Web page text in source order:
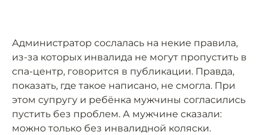
Администратор сослалась на некие правила,
из-за которых инвалида не могут пропустить в
спа-центр, говорится в публикации. Правда,
показать, где такое написано, не смогла. При
этом супругу и ребёнка мужчины согласились
пустить без проблем. А мужчине сказали:
можно только без инвалидной коляски.